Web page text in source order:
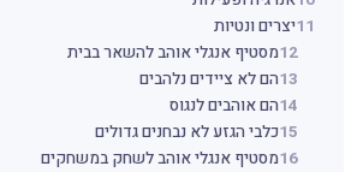
11יצרים ונטיות
12מסטיף אנגלי אוהב להשאר בבית
13הם לא ציידים נלהבים
14הם אוהבים לנגוס
15כלבי הגזע לא נבחנים גדולים
16מסטיף אנגלי אוהב לשחק במשחקים